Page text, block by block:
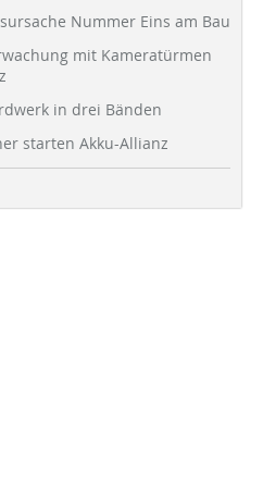
Nummer Eins am Bau
mit Kameratürmen
in drei Bänden
starten Akku-Allianz